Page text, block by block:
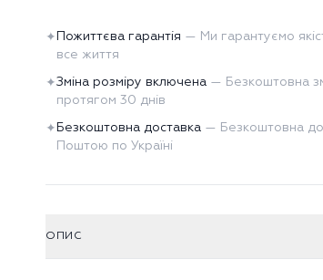
✦ Пожиттєва гарантія — Ми гарантуємо
все життя
✦Зміна розміру включена — Безкоштовна
протягом 30 днів
✦ Безкоштовна доставка — Безкоштовна
Поштою по Україні
ОПИС